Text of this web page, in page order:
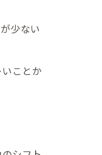
少ない
ことか